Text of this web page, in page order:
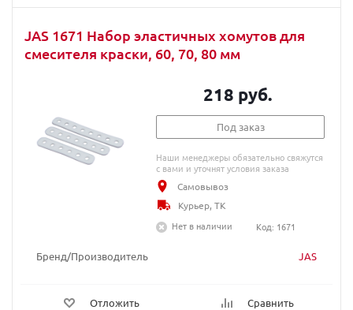
JAS 1671 Набор эластичных хомутов для
смесителя краски, 60, 70, 80 мм
Бренд/Производитель JAS
Отложить Сравнить
218 руб.
Под заказ
Наши менеджеры обязательно свяжутся
с вами и уточнят условия заказа
Самовывоз
Курьер, ТК
Нет в наличии
Код: 1671